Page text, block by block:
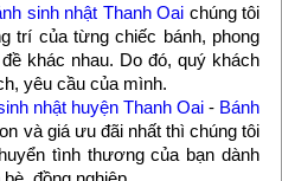
sinh nhật Thanh Oai chúng tôi
trí của từng chiếc bánh, phong
khác nhau. Do đó, quý khách
yêu cầu của mình.
nhật huyện Thanh Oai - Bánh
và giá ưu đãi nhất thì chúng tôi
tình thương của bạn dành